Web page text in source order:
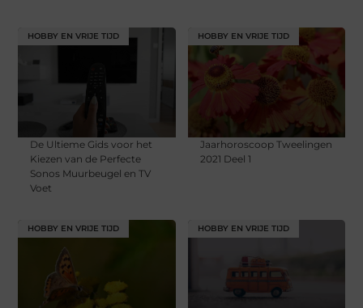
HOBBY EN VRIJE TIJD
De Ultieme Gids voor het
Kiezen van de Perfecte
Sonos Muurbeugel en TV
Voet
HOBBY EN VRIJE TIJD
Jaarhoroscoop Tweelingen
2021 Deel 1
HOBBY EN VRIJE TIJD HOBBY EN VRIJE TIJD